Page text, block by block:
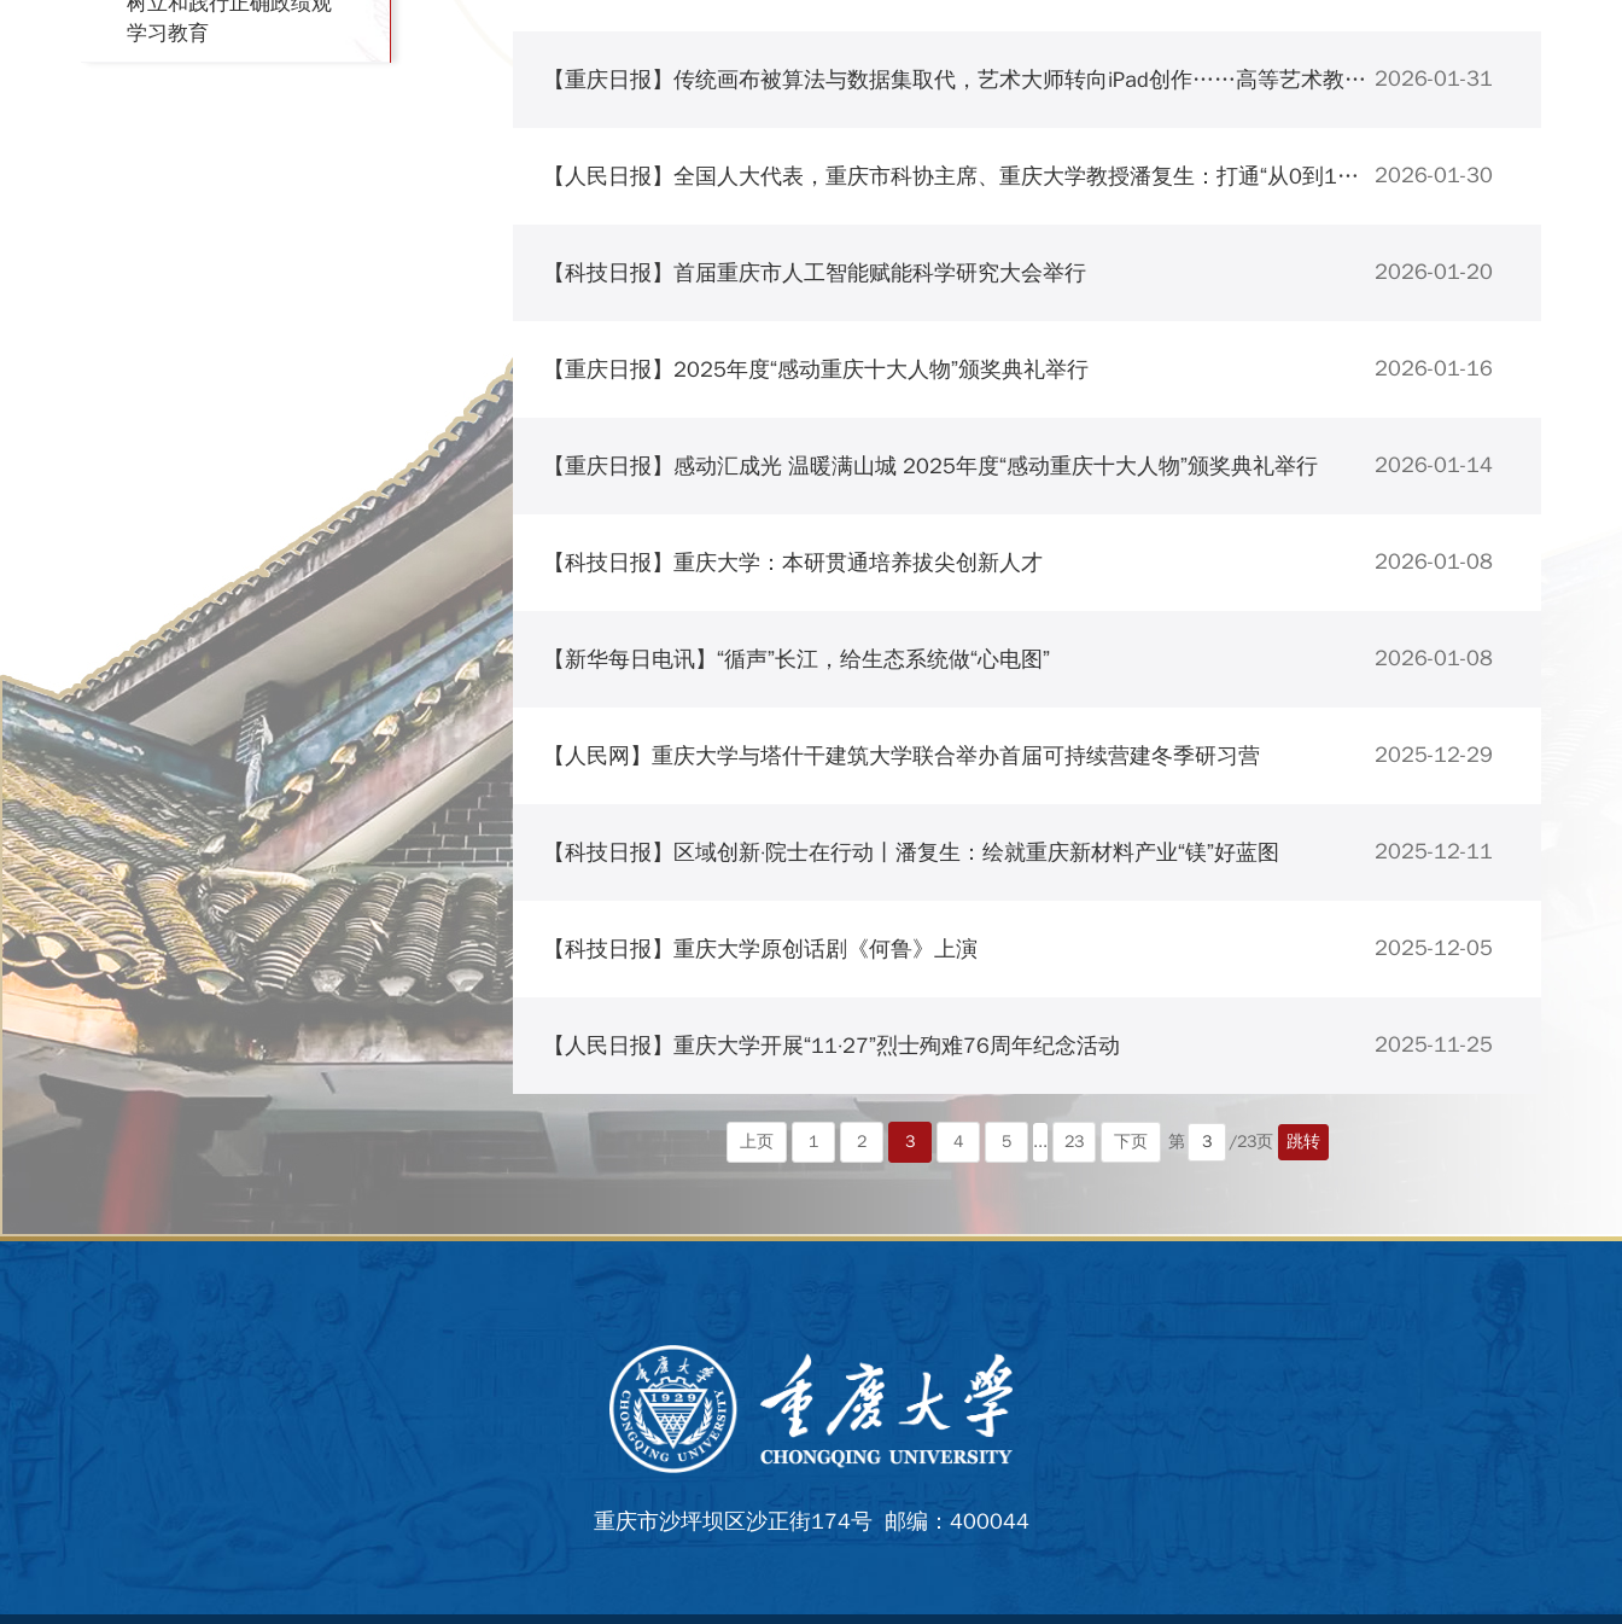
学习教育
2026-01-31
【重庆日报】传统画布被算法与数据集取代，艺术大师转向iPad创作……高等艺术教育如何拥抱变革？
2026-01-30
【人民日报】全国人大代表，重庆市科协主席、重庆大学教授潘复生：打通“从0到1再到100”的链条
2026-01-20
【科技日报】首届重庆市人工智能赋能科学研究大会举行
2026-01-16
【重庆日报】2025年度“感动重庆十大人物”颁奖典礼举行
2026-01-14
【重庆日报】感动汇成光 温暖满山城 2025年度“感动重庆十大人物”颁奖典礼举行
2026-01-08
【科技日报】重庆大学：本研贯通培养拔尖创新人才
2026-01-08
【新华每日电讯】“循声”长江，给生态系统做“心电图”
2025-12-29
【人民网】重庆大学与塔什干建筑大学联合举办首届可持续营建冬季研习营
2025-12-11
【科技日报】区域创新·院士在行动丨潘复生：绘就重庆新材料产业“镁”好蓝图
2025-12-05
【科技日报】重庆大学原创话剧《何鲁》上演
2025-11-25
【人民日报】重庆大学开展“11·27”烈士殉难76周年纪念活动
上页 1 2 3 4 5 ... 23 下页 第 /23页 跳转
重庆市沙坪坝区沙正街174号 邮编：400044